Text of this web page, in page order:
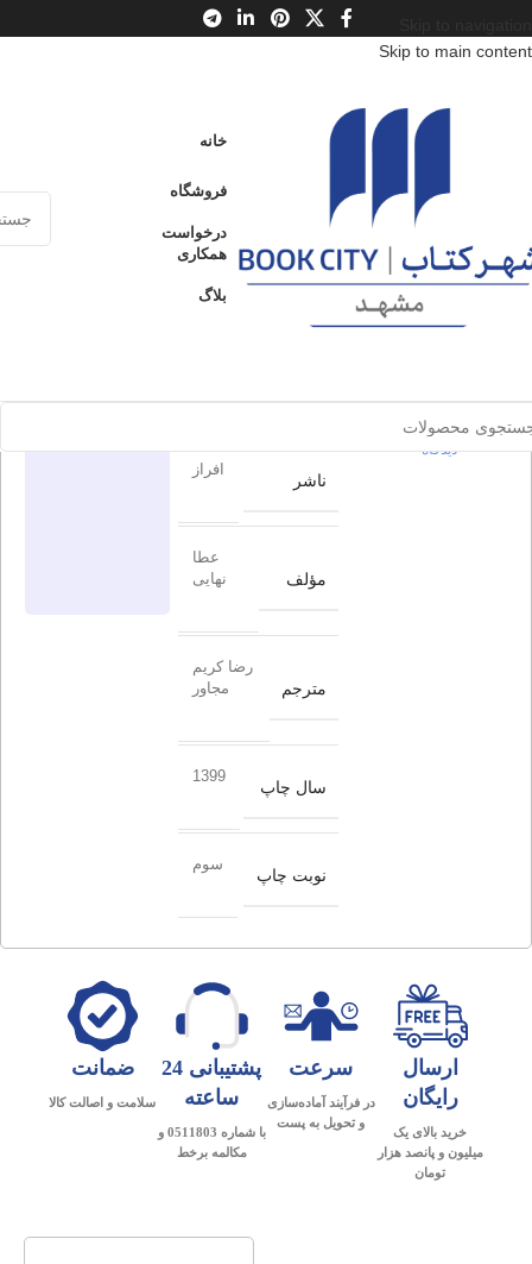
Skip to main content
خانه
فروشگاه
درخواست
همکاری
بلاگ
محصولات / کتاب بزرگسال
فروخته شده
0 بدون
دیدگاه
روزهای
زندگی هلاله
ناشر
افراز
مؤلف
عطا
نهایی
مترجم
رضا کریم
مجاور
سال چاپ
1399
نوبت چاپ
سوم
ارسال
رایگان
خرید بالای یک
میلیون و پانصد هزار
تومان
سرعت
در فرآیند آماده‌سازی
و تحویل به پست
پشتیبانی 24
ساعته
با شماره 0511803 و
مکالمه برخط
ضمانت
سلامت و اصالت کالا